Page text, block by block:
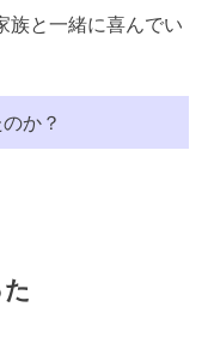
族と一緒に喜んでい
か？